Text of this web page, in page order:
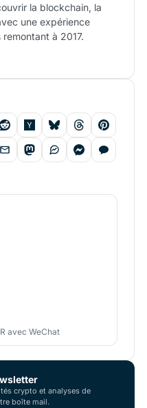
la blockchain, la
une expérience
à 2017.
avec WeChat
crypto et analyses de
boîte mail.